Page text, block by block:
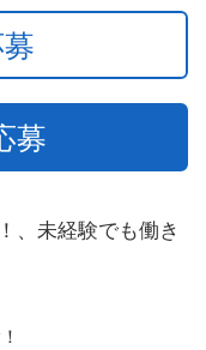
募
、未経験でも働き